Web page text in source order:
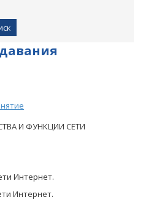
И ФУНКЦИИ СЕТИ
Интернет.
Интернет.